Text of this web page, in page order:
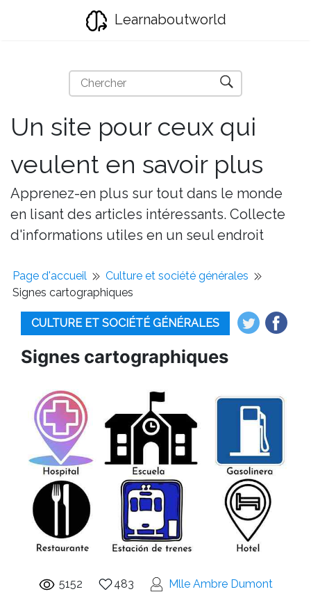
Learnaboutworld
Un site pour ceux qui
veulent en savoir plus
Apprenez-en plus sur tout dans le monde
en lisant des articles intéressants. Collecte
d'informations utiles en un seul endroit
Page d'accueil
Culture et société générales
Signes cartographiques
CULTURE ET SOCIÉTÉ GÉNÉRALES
Signes cartographiques
5152 483 Mlle Ambre Dumont